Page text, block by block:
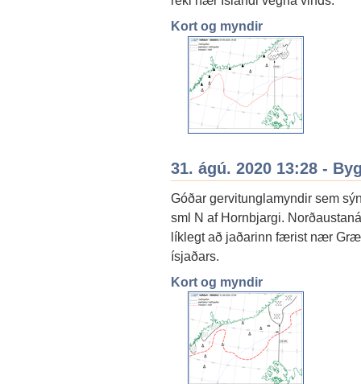
Kort og myndir
31. ágú. 2020 13:28 -
Góðar gervitunglamyndir sem
sml N af Hornbjargi.
líklegt að jaðarinn færist nær
ísjaðars.
Kort og myndir